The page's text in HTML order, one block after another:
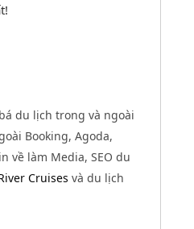
du lịch trong và ngoài
Booking, Agoda,
về làm Media, SEO du
Cruises và du lịch